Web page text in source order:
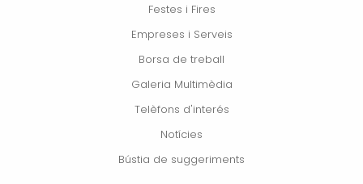
Festes i Fires
Empreses i Serveis
Borsa de treball
Galeria Multimèdia
Telèfons d'interés
Notícies
Bústia de suggeriments